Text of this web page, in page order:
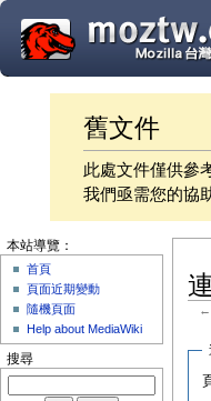
舊文件
此處文件僅供參
我們亟需您的協
←
本站導覽：
首頁
頁面近期變動
隨機頁面
Help about MediaWiki
搜尋